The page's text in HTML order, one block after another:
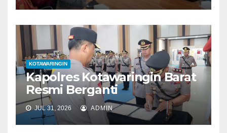
KOTAWARINGIN
Kapolres Kotawaringin Barat
Resmi Berganti
JUL 31, 2026 ADMIN